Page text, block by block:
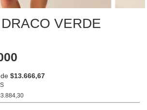
VERDE
$13.666,67